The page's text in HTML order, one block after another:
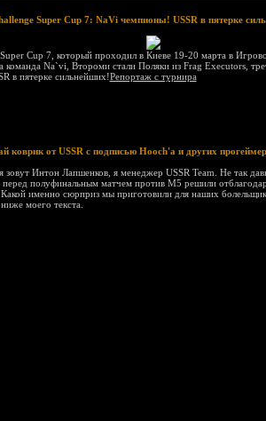
Super Cup 7: NaVi чемпионы! USSR в пятерке
Cup 7, который проходил в Киеве 19-20 марта в
команда Na`vi, Второми стали Поляки из Frag Executors,
в пятерке сильнейших!Репортаж с турнира
коврик от USSR с подписью Hooch'а и других
Интон Лапшенков, я менеджер USSR Team. Не так
полуфинальным матчем против М5 решили
именно сюрприз мы приготовили для наших
моего текста.